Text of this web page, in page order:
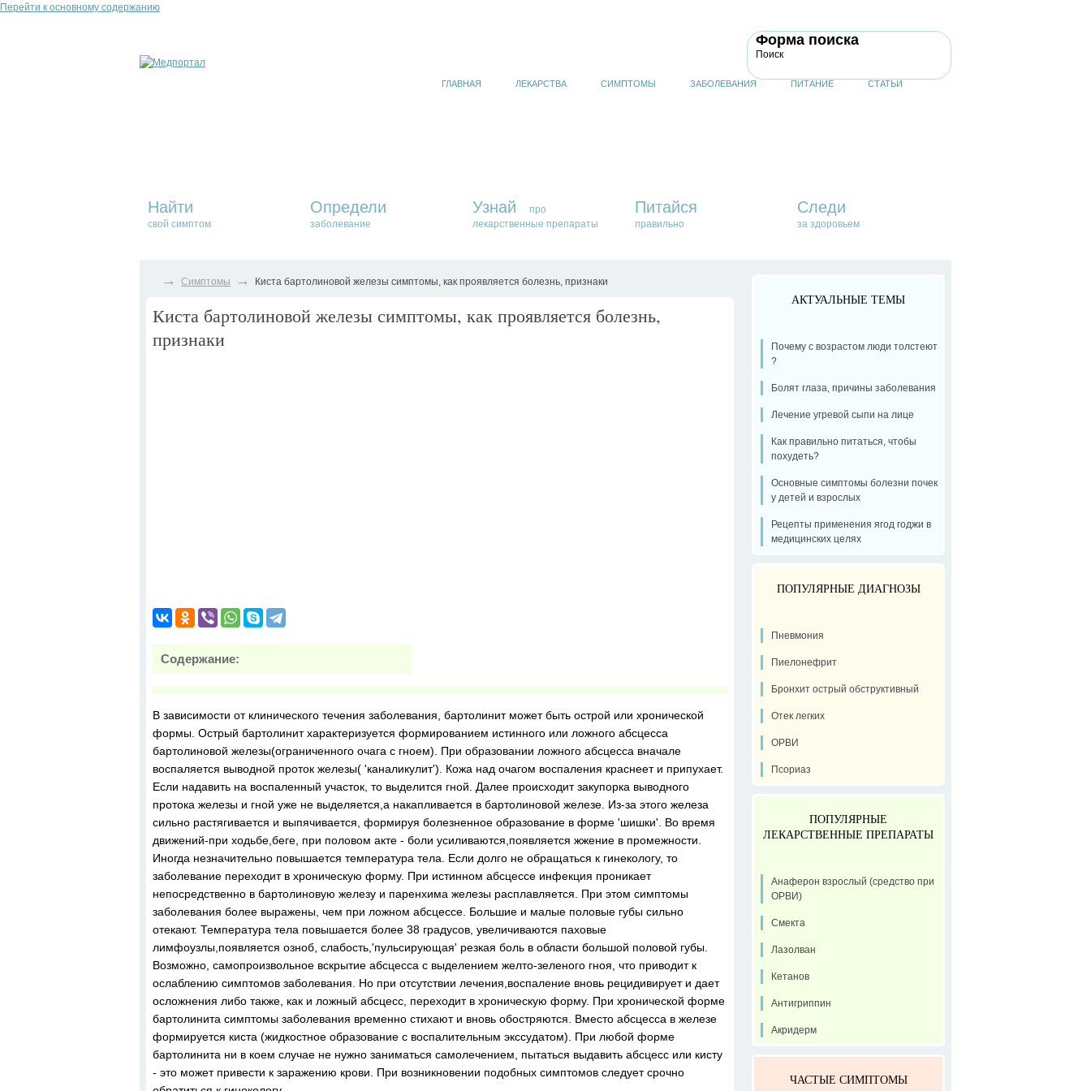
Перейти к основному содержанию
Форма поиска
Поиск
ГЛАВНАЯ ЛЕКАРСТВА СИМПТОМЫ ЗАБОЛЕВАНИЯ ПИТАНИЕ СТАТЬИ
Найти
свой симптом
Определи
заболевание
Узнай
про
лекарственные препараты
Питайся
правильно
Следи
за здоровьем
→ Симптомы → Киста бартолиновой железы симптомы, как проявляется болезнь, признаки
Киста бартолиновой железы симптомы, как проявляется болезнь,
признаки
Содержание:
В зависимости от клинического течения заболевания, бартолинит может быть острой или хронической
формы. Острый бартолинит характеризуется формированием истинного или ложного абсцесса
бартолиновой железы(ограниченного очага с гноем). При образовании ложного абсцесса вначале
воспаляется выводной проток железы( 'каналикулит'). Кожа над очагом воспаления краснеет и припухает.
Если надавить на воспаленный участок, то выделится гной. Далее происходит закупорка выводного
протока железы и гной уже не выделяется,а накапливается в бартолиновой железе. Из-за этого железа
сильно растягивается и выпячивается, формируя болезненное образование в форме 'шишки'. Во время
движений-при ходьбе,беге, при половом акте - боли усиливаются,появляется жжение в промежности.
Иногда незначительно повышается температура тела. Если долго не обращаться к гинекологу, то
заболевание переходит в хроническую форму. При истинном абсцессе инфекция проникает
непосредственно в бартолиновую железу и паренхима железы расплавляется. При этом симптомы
заболевания более выражены, чем при ложном абсцессе. Большие и малые половые губы сильно
отекают. Температура тела повышается более 38 градусов, увеличиваются паховые
лимфоузлы,появляется озноб, слабость,'пульсирующая' резкая боль в области большой половой губы.
Возможно, самопроизвольное вскрытие абсцесса с выделением желто-зеленого гноя, что приводит к
ослаблению симптомов заболевания. Но при отсутствии лечения,воспаление вновь рецидивирует и дает
осложнения либо также, как и ложный абсцесс, переходит в хроническую форму. При хронической форме
бартолинита симптомы заболевания временно стихают и вновь обостряются. Вместо абсцесса в железе
формируется киста (жидкостное образование с воспалительным экссудатом). При любой форме
бартолинита ни в коем случае не нужно заниматься самолечением, пытаться выдавить абсцесс или кисту
- это может привести к заражению крови. При возникновении подобных симптомов следует срочно
АКТУАЛЬНЫЕ ТЕМЫ
Почему с возрастом люди толстеют
?
Болят глаза, причины заболевания
Лечение угревой сыпи на лице
Как правильно питаться, чтобы
похудеть?
Основные симптомы болезни почек
у детей и взрослых
Рецепты применения ягод годжи в
медицинских целях
ПОПУЛЯРНЫЕ ДИАГНОЗЫ
Пневмония
Пиелонефрит
Бронхит острый обструктивный
Отек легких
ОРВИ
Псориаз
ПОПУЛЯРНЫЕ
ЛЕКАРСТВЕННЫЕ ПРЕПАРАТЫ
Анаферон взрослый (средство при
ОРВИ)
Смекта
Лазолван
Кетанов
Антигриппин
Акридерм
ЧАСТЫЕ СИМПТОМЫ